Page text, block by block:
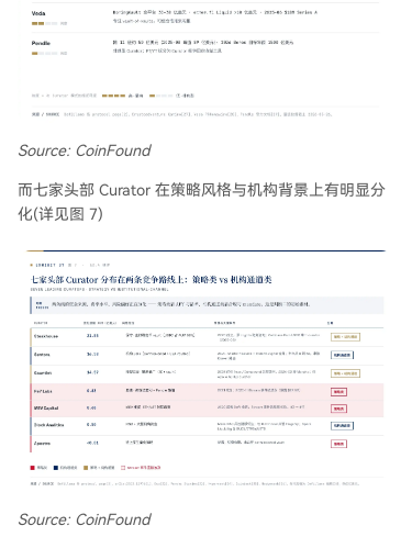
Source: CoinFound
而七家头部 Curator 在策略风格与机构背景上有明显分
化(详见图 7)
Source: CoinFound